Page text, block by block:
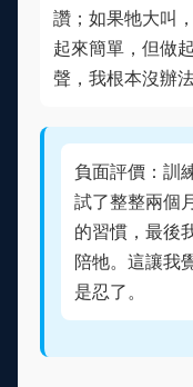
讚；如果牠大叫
起來簡單，但做
聲，我根本沒辦法
負面評價：訓
試了整整兩個
的習慣，最後
陪牠。這讓我
是忍了。